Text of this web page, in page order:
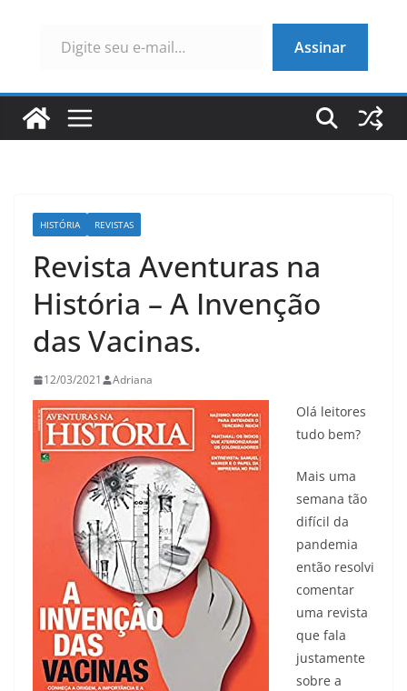
Assinar
HISTÓRIA REVISTAS
Revista Aventuras na
História – A Invenção
das Vacinas.
12/03/2021 Adriana
Olá leitores
tudo bem?
Mais uma
semana tão
difícil da
pandemia
então resolvi
comentar
uma revista
que fala
justamente
sobre a